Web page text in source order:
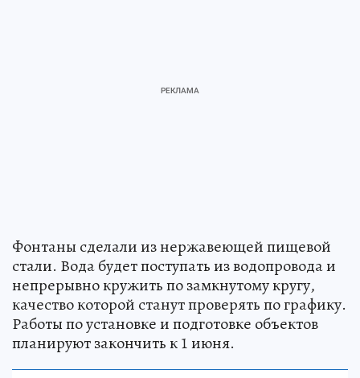
Фонтаны сделали из нержавеющей пищевой
стали. Вода будет поступать из водопровода и
непрерывно кружить по замкнутому кругу,
качество которой станут проверять по графику.
Работы по установке и подготовке объектов
планируют закончить к 1 июня.